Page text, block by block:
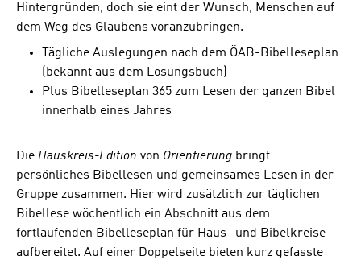
Hintergründen, doch sie eint der Wunsch, Menschen auf
dem Weg des Glaubens voranzubringen.
Tägliche Auslegungen nach dem ÖAB-Bibelleseplan
(bekannt aus dem Losungsbuch)
Plus Bibelleseplan 365 zum Lesen der ganzen Bibel
innerhalb eines Jahres
Die Hauskreis-Edition von Orientierung bringt
persönliches Bibellesen und gemeinsames Lesen in der
Gruppe zusammen. Hier wird zusätzlich zur täglichen
Bibellese wöchentlich ein Abschnitt aus dem
fortlaufenden Bibelleseplan für Haus- und Bibelkreise
aufbereitet. Auf einer Doppelseite bieten kurz gefasste